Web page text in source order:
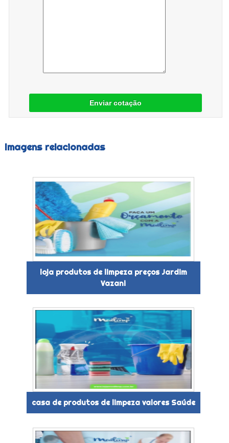
Enviar cotação
Imagens relacionadas
loja produtos de limpeza preços Jardim
Vazani
casa de produtos de limpeza valores Saúde